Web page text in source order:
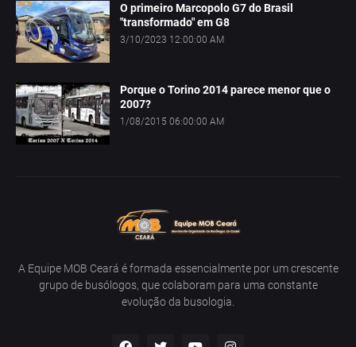
O primeiro Marcopolo G7 do Brasil
"transformado" em G8
3/10/2023 12:00:00 AM
Porque o Torino 2014 parece menor que o
2007?
1/08/2015 06:00:00 AM
A Equipe MOB Ceará é formada essencialmente por um crescente
grupo de busólogos, que colaboram para uma constante
evolução da busologia.